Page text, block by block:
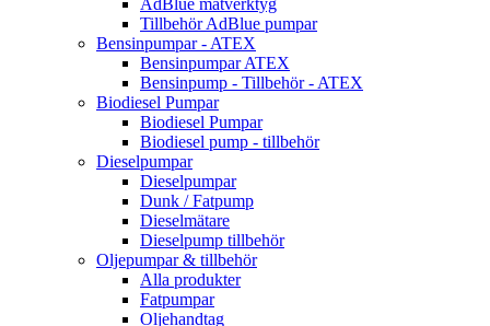
AdBlue mätverktyg
Tillbehör AdBlue pumpar
Bensinpumpar - ATEX
Bensinpumpar ATEX
Bensinpump - Tillbehör - ATEX
Biodiesel Pumpar
Biodiesel Pumpar
Biodiesel pump - tillbehör
Dieselpumpar
Dieselpumpar
Dunk / Fatpump
Dieselmätare
Dieselpump tillbehör
Oljepumpar & tillbehör
Alla produkter
Fatpumpar
Oljehandtag